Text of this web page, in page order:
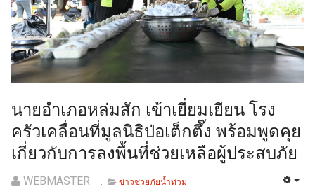
นายอำเภอหล่มสัก เข้าเยี่ยมเยียน โรง
ครัวเคลื่อนที่มูลนิธิป่อเต็กตึ๊ง พร้อมพูดคุย
เกี่ยวกับการลงพื้นที่ช่วยเหลือผู้ประสบภัย
WEBMASTER
ข่าวช่วยภัยน้ำท่วม